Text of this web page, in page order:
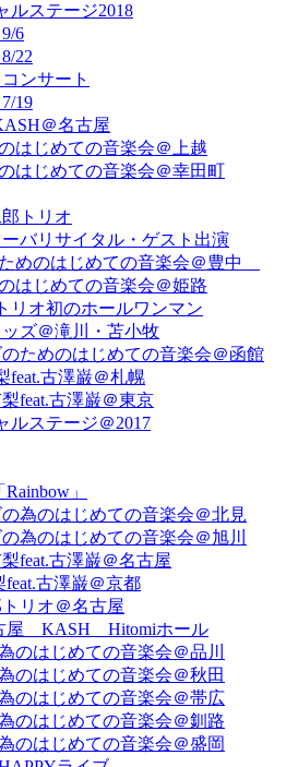
ルステージ2018
6
22
ンサート
19
＠名古屋
はじめての音楽会＠上越
はじめての音楽会＠幸田町
郎トリオ
ーバリサイタル・ゲスト出演
めのはじめての音楽会＠豊中
はじめての音楽会＠姫路
オ初のホールワンマン
ズ＠滝川・苫小牧
ためのはじめての音楽会＠函館
古澤巌＠札幌
feat.古澤巌＠東京
ルステージ＠2017
」
為のはじめての音楽会＠北見
為のはじめての音楽会＠旭川
feat.古澤巌＠名古屋
feat.古澤巌＠京都
リオ＠名古屋
屋 KASH Hitomiホール
のはじめての音楽会＠品川
のはじめての音楽会＠秋田
のはじめての音楽会＠帯広
のはじめての音楽会＠釧路
のはじめての音楽会＠盛岡